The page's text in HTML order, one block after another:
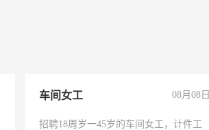
车间女工 08月08日
招聘18周岁一45岁的车间女工，计件工